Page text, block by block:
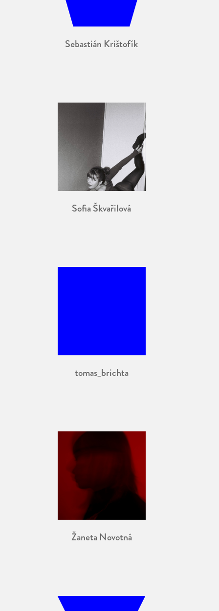
Sebastián Krištofík
Sofia Škvařilová
tomas_brichta
Žaneta Novotná